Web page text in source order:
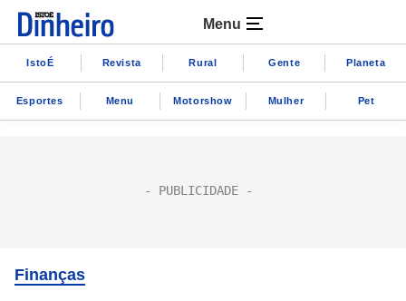
Menu
IstoÉ Revista Rural Gente Planeta
Esportes Menu Motorshow Mulher Pet
Finanças